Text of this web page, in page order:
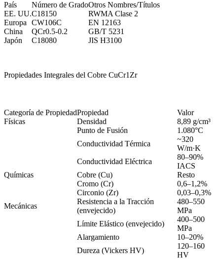
País Número de GradoOtros Nombres/Títulos
EE. UU.C18150
RWMA Clase 2
Europa
CW106C
EN 12163
China
QCr0.5-0.2
GB/T 5231
Japón
C18080 JIS H3100
Propiedades Integrales del Cobre CuCr1Zr
Categoría de PropiedadPropiedad
Valor
Físicas
Densidad
8,89 g/cm³
Punto de Fusión
1.080°C
Conductividad Térmica
~320
W/m·K
Conductividad Eléctrica
80–90%
IACS
Químicas
Cobre (Cu)
Resto
Cromo (Cr)
0,6–1,2%
Circonio (Zr)
0,03–0,3%
Mecánicas
Resistencia a la Tracción
(envejecido)
480–550
MPa
Límite Elástico (envejecido)
400–500
MPa
Alargamiento
10–20%
Dureza (Vickers HV)
120–160
HV